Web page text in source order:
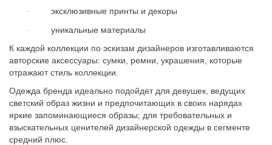
· эксклюзивные принты и декоры
·
уникальные материалы
К каждой коллекции по эскизам дизайнеров изготавливаются
авторские аксессуары: сумки, ремни, украшения, которые
отражают стиль коллекции.
Одежда бренда идеально подойдет для девушек, ведущих
светский образ жизни и предпочитающих в своих нарядах
яркие запоминающиеся образы; для требовательных и
взыскательных ценителей дизайнерской одежды в сегменте
средний плюс.